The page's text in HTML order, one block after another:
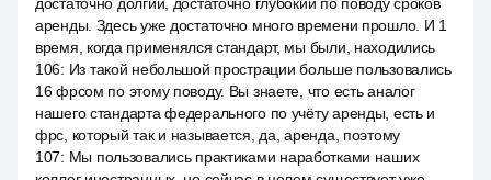
аренды. Здесь уже достаточно много времени прошло. И 1
время, когда применялся стандарт, мы были, находились
106: Из такой небольшой прострации больше пользовались
16 фрсом по этому поводу. Вы знаете, что есть аналог
нашего стандарта федерального по учёту аренды, есть и
фрс, который так и называется, да, аренда, поэтому
107: Мы пользовались практиками наработками наших